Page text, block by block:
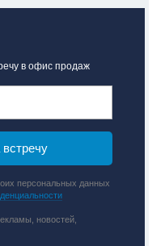
в офис продаж
персональных данных
новостей,